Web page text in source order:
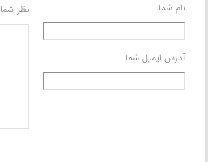
نام شما
آدرس ايميل شما
نظر شما